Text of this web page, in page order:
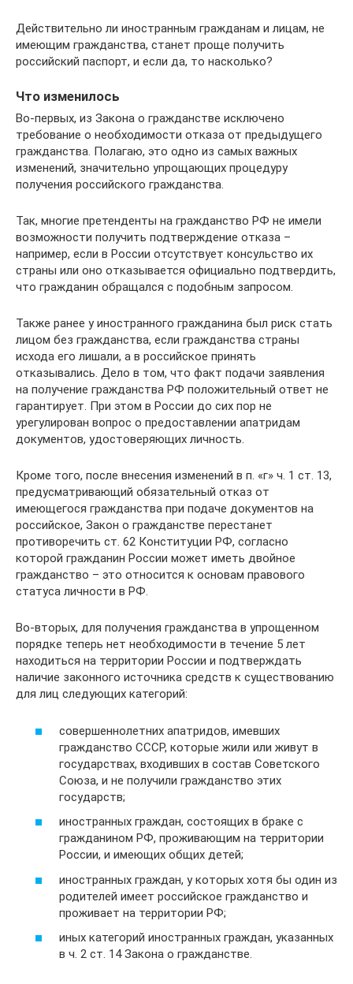
Действительно ли иностранным гражданам и лицам, не
имеющим гражданства, станет проще получить
российский паспорт, и если да, то насколько?
Что изменилось
Во-первых, из Закона о гражданстве исключено
требование о необходимости отказа от предыдущего
гражданства. Полагаю, это одно из самых важных
изменений, значительно упрощающих процедуру
получения российского гражданства.
Так, многие претенденты на гражданство РФ не имели
возможности получить подтверждение отказа –
например, если в России отсутствует консульство их
страны или оно отказывается официально подтвердить,
что гражданин обращался с подобным запросом.
Также ранее у иностранного гражданина был риск стать
лицом без гражданства, если гражданства страны
исхода его лишали, а в российское принять
отказывались. Дело в том, что факт подачи заявления
на получение гражданства РФ положительный ответ не
гарантирует. При этом в России до сих пор не
урегулирован вопрос о предоставлении апатридам
документов, удостоверяющих личность.
Кроме того, после внесения изменений в п. «г» ч. 1 ст. 13,
предусматривающий обязательный отказ от
имеющегося гражданства при подаче документов на
российское, Закон о гражданстве перестанет
противоречить ст. 62 Конституции РФ, согласно
которой гражданин России может иметь двойное
гражданство – это относится к основам правового
статуса личности в РФ.
Во-вторых, для получения гражданства в упрощенном
порядке теперь нет необходимости в течение 5 лет
находиться на территории России и подтверждать
наличие законного источника средств к существованию
для лиц следующих категорий:
совершеннолетних апатридов, имевших
гражданство СССР, которые жили или живут в
государствах, входивших в состав Советского
Союза, и не получили гражданство этих
государств;
иностранных граждан, состоящих в браке с
гражданином РФ, проживающим на территории
России, и имеющих общих детей;
иностранных граждан, у которых хотя бы один из
родителей имеет российское гражданство и
проживает на территории РФ;
иных категорий иностранных граждан, указанных
в ч. 2 ст. 14 Закона о гражданстве.